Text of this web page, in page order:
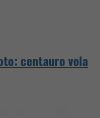
centauro vola